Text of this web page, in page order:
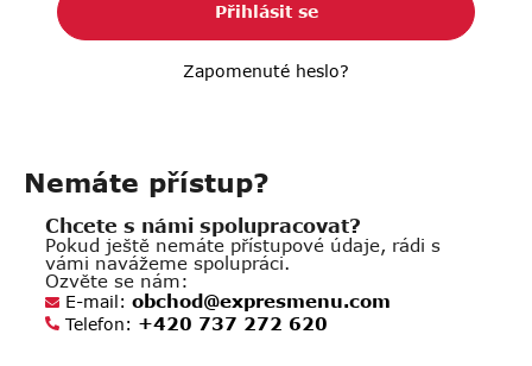
Přihlásit se
Zapomenuté heslo?
Nemáte přístup?
Chcete s námi spolupracovat?
Pokud ještě nemáte přístupové údaje, rádi s
vámi navážeme spolupráci.
Ozvěte se nám:
E-mail: obchod@expresmenu.com
Telefon: +420 737 272 620